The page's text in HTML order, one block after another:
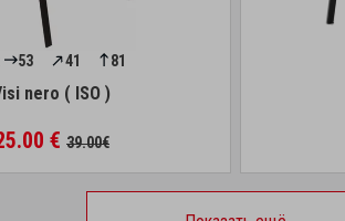
53 41 81
nero ( ISO )
€ 39.00€